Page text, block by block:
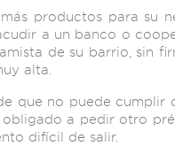
productos para su
a un banco o
de su barrio, sin
alta.
que no puede cumplir
a pedir otro
difícil de salir.